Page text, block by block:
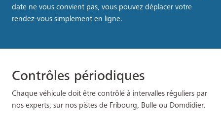
date ne vous convient pas, vous pouvez déplacer votre
rendez-vous simplement en ligne.
Contrôles périodiques
Chaque véhicule doit être contrôlé à intervalles réguliers par
nos experts, sur nos pistes de Fribourg, Bulle ou Domdidier.